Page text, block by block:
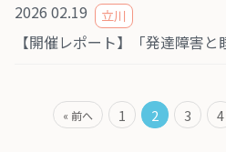
2026 02.19 立川
« 前へ 1 2 3 4